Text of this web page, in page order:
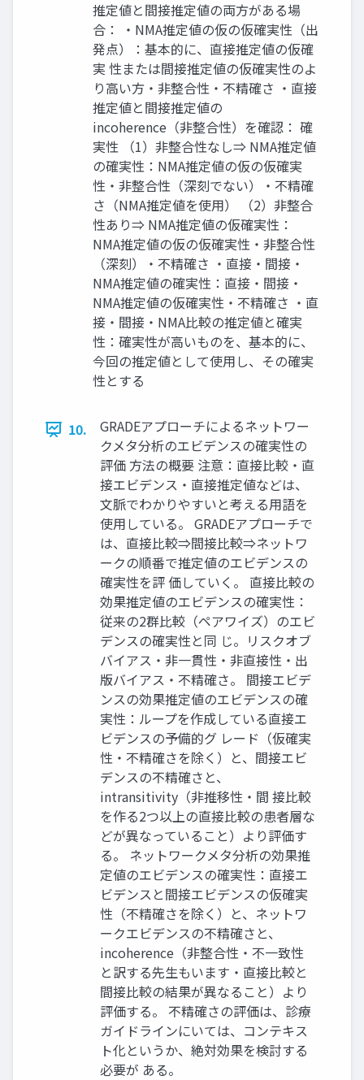
推定値と間接推定値の両方がある場
合： ・NMA推定値の仮の仮確実性（出
発点）：基本的に、直接推定値の仮確
実 性または間接推定値の仮確実性のよ
り高い方・非整合性・不精確さ ・直接
推定値と間接推定値の
incoherence（非整合性）を確認： 確
実性 （1）非整合性なし⇒ NMA推定値
の確実性：NMA推定値の仮の仮確実
性・非整合性（深刻でない）・不精確
さ（NMA推定値を使用） （2）非整合
性あり⇒ NMA推定値の仮確実性：
NMA推定値の仮の仮確実性・非整合性
（深刻）・不精確さ ・直接・間接・
NMA推定値の確実性：直接・間接・
NMA推定値の仮確実性・不精確さ ・直
接・間接・NMA比較の推定値と確実
性：確実性が高いものを、基本的に、
今回の推定値として使用し、その確実
性とする
10.
GRADEアプローチによるネットワー
クメタ分析のエビデンスの確実性の
評価 方法の概要 注意：直接比較・直
接エビデンス・直接推定値などは、
文脈でわかりやすいと考える用語を
使用している。 GRADEアプローチで
は、直接比較⇒間接比較⇒ネットワ
ークの順番で推定値のエビデンスの
確実性を評 価していく。 直接比較の
効果推定値のエビデンスの確実性：
従来の2群比較（ペアワイズ）のエビ
デンスの確実性と同 じ。リスクオブ
バイアス・非一貫性・非直接性・出
版バイアス・不精確さ。 間接エビデ
ンスの効果推定値のエビデンスの確
実性：ループを作成している直接エ
ビデンスの予備的グ レード（仮確実
性・不精確さを除く）と、間接エビ
デンスの不精確さと、
intransitivity（非推移性・間 接比較
を作る2つ以上の直接比較の患者層な
どが異なっていること）より評価す
る。 ネットワークメタ分析の効果推
定値のエビデンスの確実性：直接エ
ビデンスと間接エビデンスの仮確実
性（不精確さを除く）と、ネットワ
ークエビデンスの不精確さと、
incoherence（非整合性・不一致性
と訳する先生もいます・直接比較と
間接比較の結果が異なること）より
評価する。 不精確さの評価は、診療
ガイドラインにいては、コンテキス
ト化というか、絶対効果を検討する
必要が ある。